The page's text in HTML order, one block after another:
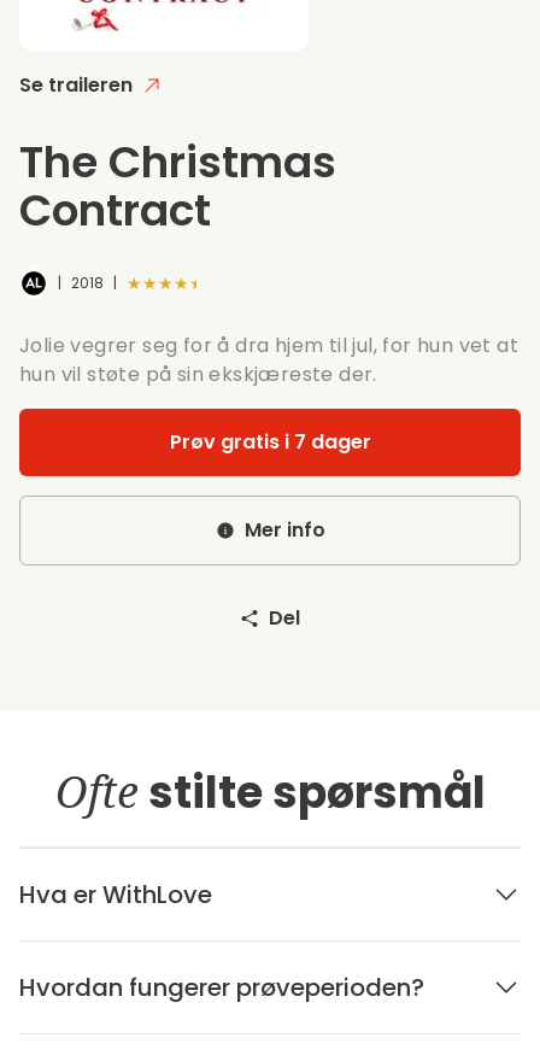
Se traileren
The Christmas
Contract
| 2018 | ★★★★★
Jolie vegrer seg for å dra hjem til jul, for hun vet at
hun vil støte på sin ekskjæreste der.
Prøv gratis i 7 dager
Mer info
Del
Ofte stilte spørsmål
Hva er WithLove
Hvordan fungerer prøveperioden?